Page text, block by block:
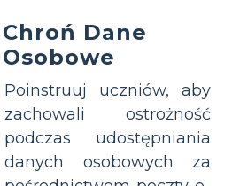
Chroń Dane
Osobowe
Poinstruuj uczniów, aby
zachowali ostrożność
podczas udostępniania
danych osobowych za